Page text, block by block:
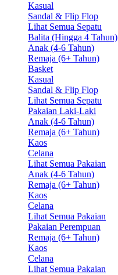
Kasual
Sandal & Flip Flop
Lihat Semua Sepatu
Balita (Hingga 4 Tahun)
Anak (4-6 Tahun)
Remaja (6+ Tahun)
Basket
Kasual
Sandal & Flip Flop
Lihat Semua Sepatu
Pakaian Laki-Laki
Anak (4-6 Tahun)
Remaja (6+ Tahun)
Kaos
Celana
Lihat Semua Pakaian
Anak (4-6 Tahun)
Remaja (6+ Tahun)
Kaos
Celana
Lihat Semua Pakaian
Pakaian Perempuan
Remaja (6+ Tahun)
Kaos
Celana
Lihat Semua Pakaian